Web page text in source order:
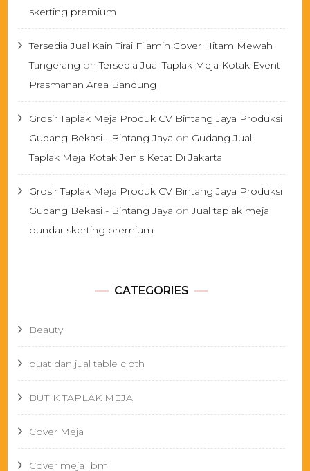
skerting premium
Tersedia Jual Kain Tirai Filamin Cover Hitam Mewah
Tangerang onTersedia Jual Taplak Meja Kotak Event
Prasmanan Area Bandung
Grosir Taplak Meja Produk CV Bintang Jaya Produksi
Gudang Bekasi - Bintang Jaya on Gudang Jual
Taplak Meja Kotak Jenis Ketat Di Jakarta
Grosir Taplak Meja Produk CV Bintang Jaya Produksi
Gudang Bekasi - Bintang Jaya onJual taplak meja
bundar skerting premium
CATEGORIES
Beauty
buat dan jual table cloth
BUTIK TAPLAK MEJA
Cover Meja
Cover meja Ibm